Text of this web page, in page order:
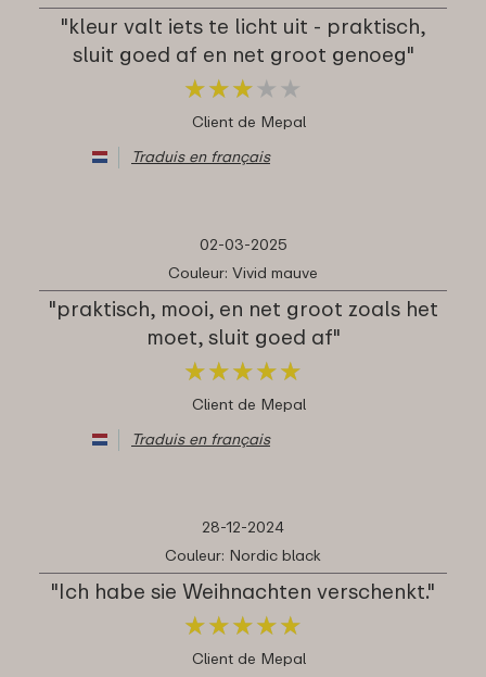
"kleur valt iets te licht uit - praktisch,
sluit goed af en net groot genoeg"
★★★ ★ ★
★★★ ★ ★
Client de Mepal
Traduis en français
02-03-2025
Couleur: Vivid mauve
"praktisch, mooi, en net groot zoals het
moet, sluit goed af"
★★★★★
★★★★★
Client de Mepal
Traduis en français
28-12-2024
Couleur: Nordic black
"Ich habe sie Weihnachten verschenkt."
★★★★★
★★★★★
Client de Mepal